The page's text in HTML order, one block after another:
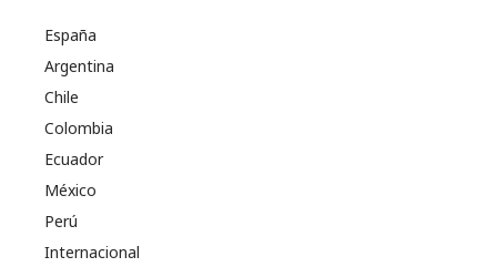
España
Argentina
Chile
Colombia
Ecuador
México
Perú
Internacional